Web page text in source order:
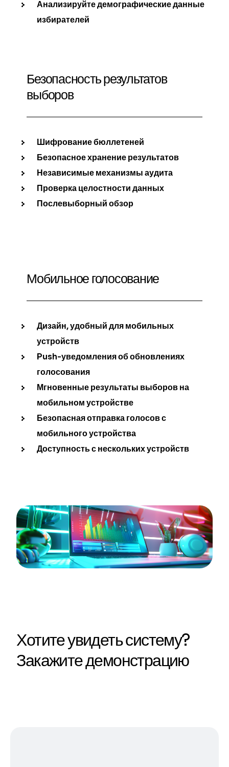
Анализируйте демографические данные
избирателей
Безопасность результатов
выборов
Шифрование бюллетеней
Безопасное хранение результатов
Независимые механизмы аудита
Проверка целостности данных
Послевыборный обзор
Мобильное голосование
Дизайн, удобный для мобильных
устройств
Push-уведомления об обновлениях
голосования
Мгновенные результаты выборов на
мобильном устройстве
Безопасная отправка голосов с
мобильного устройства
Доступность с нескольких устройств
Хотите увидеть систему?
Закажите демонстрацию